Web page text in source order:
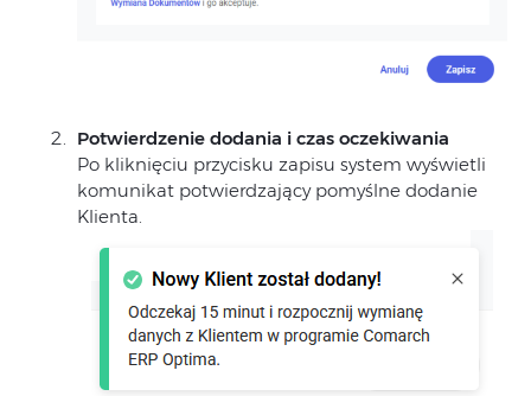
Potwierdzenie dodania i czas oczekiwania
Po kliknięciu przycisku zapisu system wyświetli
komunikat potwierdzający pomyślne dodanie
Klienta.